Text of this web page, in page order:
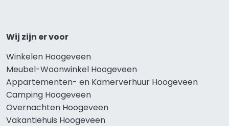
Wij zijn er voor
Winkelen Hoogeveen
Meubel-Woonwinkel Hoogeveen
Appartementen- en Kamerverhuur Hoogeveen
Camping Hoogeveen
Overnachten Hoogeveen
Vakantiehuis Hoogeveen